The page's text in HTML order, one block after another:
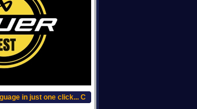
in just one click... Choisissez votre langue, clic plus